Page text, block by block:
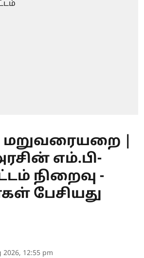
மறுவரையறை |
எம்.பி-
நிறைவு -
பேசியது
2026, 12:55 pm